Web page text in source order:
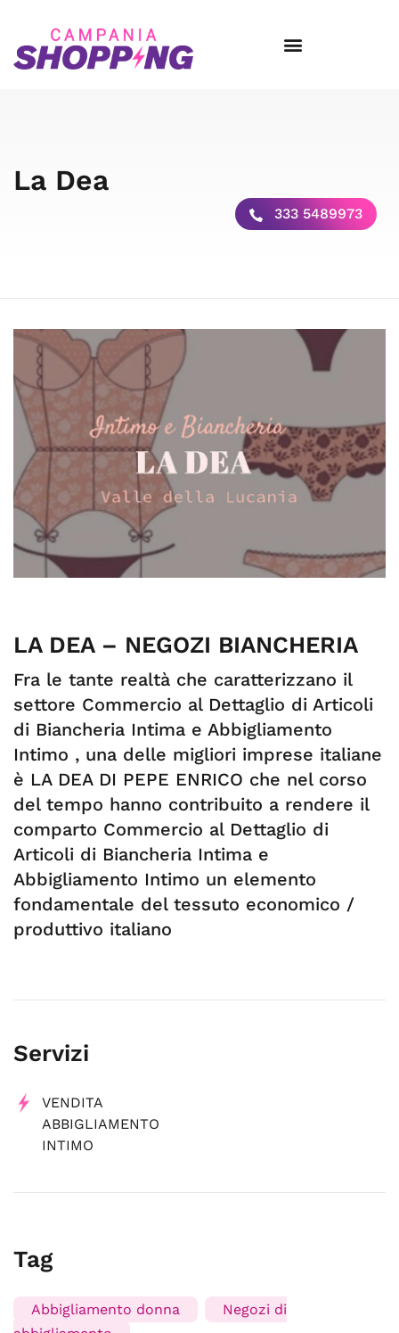
La Dea
333 5489973
LA DEA – NEGOZI BIANCHERIA
Fra le tante realtà che caratterizzano il
settore Commercio al Dettaglio di Articoli
di Biancheria Intima e Abbigliamento
Intimo , una delle migliori imprese italiane
è LA DEA DI PEPE ENRICO che nel corso
del tempo hanno contribuito a rendere il
comparto Commercio al Dettaglio di
Articoli di Biancheria Intima e
Abbigliamento Intimo un elemento
fondamentale del tessuto economico /
produttivo italiano
Servizi
VENDITA
ABBIGLIAMENTO
INTIMO
Tag
Abbigliamento donna
Negozi di